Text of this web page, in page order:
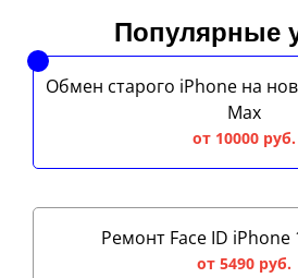
Популярные
Обмен старого iPhone на
Max
от 10000 руб.
Ремонт Face ID iPhone
от 5490 руб.